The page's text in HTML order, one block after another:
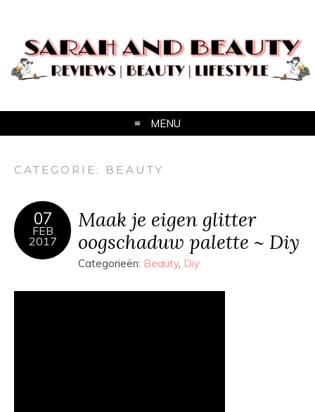
MENU
CATEGORIE: BEAUTY
07
FEB
2017
Maak je eigen glitter
oogschaduw palette ~ Diy
Categorieën: Beauty, Diy